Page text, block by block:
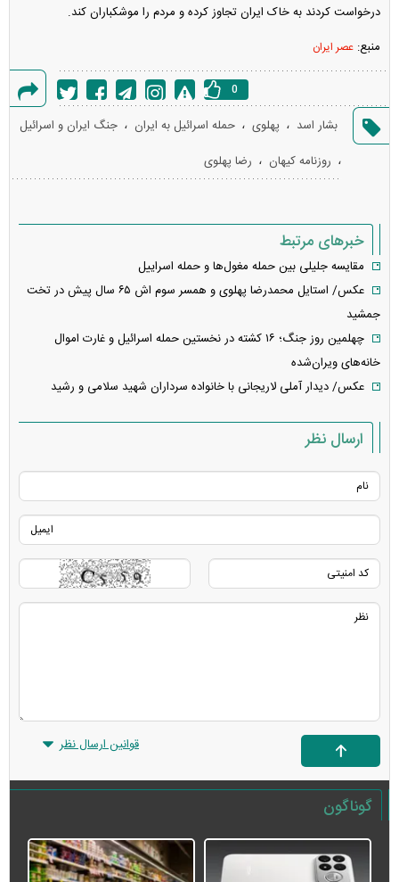
درخواست کردند به خاک ایران تجاوز کرده و مردم را موشکباران کند.
منبع: عصر ایران
گزارش
خطا
0
بشار اسد ، پهلوی ، حمله اسرائیل به ایران ، جنگ ایران و اسرائیل
، روزنامه کیهان ، رضا پهلوی
خبرهای مرتبط
مقایسه جلیلی بین حمله مغول‌ها و حمله اسراییل
عکس/ استایل محمدرضا پهلوی و همسر سوم اش ۶۵ سال پیش در تخت
جمشید
چهلمین روز جنگ؛ ۱۶ کشته در نخستین حمله اسرائیل و غارت اموال
خانه‌های ویران‌شده
عکس/ دیدار آملی لاریجانی با خانواده سرداران شهید سلامی و رشید
ارسال نظر
قوانین ارسال نظر
گوناگون